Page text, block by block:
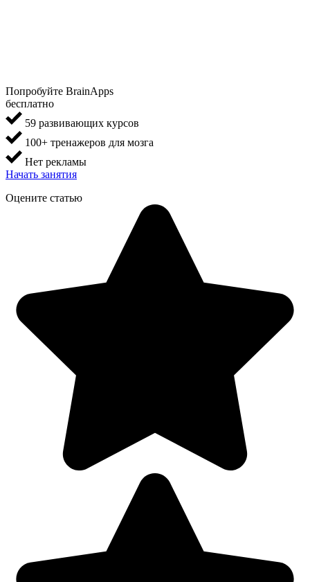
Попробуйте BrainApps
бесплатно
59 развивающих курсов
100+ тренажеров для мозга
Нет рекламы
Начать занятия
Оцените статью